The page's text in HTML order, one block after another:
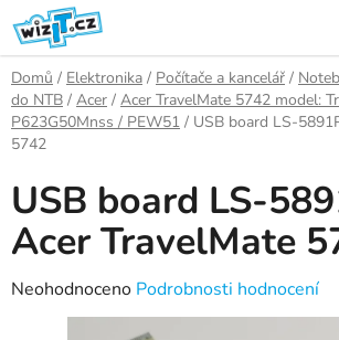
Přejít
na
obsah
Domů / Elektronika / Počítače a kancelář /
do NTB / Acer / Acer TravelMate 5742 model:
P623G50Mnss / PEW51 / USB board LS-
5742
USB board LS-
Acer TravelMate
Průměrné
hodnocení
Neohodnoceno Podrobnosti hodnocení